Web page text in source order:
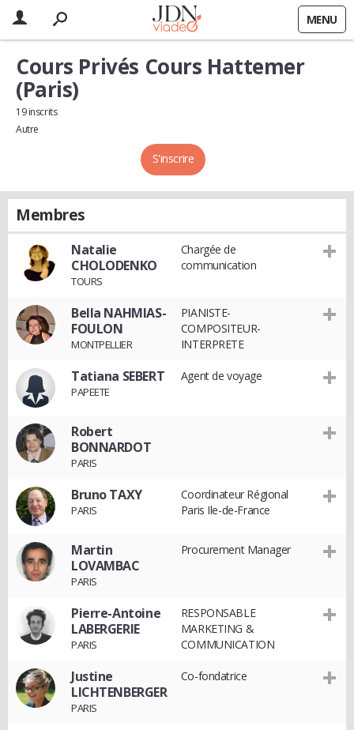
MENU
S'inscrire
Cours Privés Cours Hattemer
(Paris)
19 inscrits
Autre
Membres
Natalie
CHOLODENKO
TOURS
Chargée de
communication
Bella NAHMIAS-
FOULON
MONTPELLIER
PIANISTE-
COMPOSITEUR-
INTERPRETE
Tatiana SEBERT
PAPEETE
Agent de voyage
Robert
BONNARDOT
PARIS
Bruno TAXY
PARIS
Coordinateur Régional
Paris Ile-de-France
Martin
LOVAMBAC
PARIS
Procurement Manager
Pierre-Antoine
LABERGERIE
PARIS
RESPONSABLE
MARKETING &
COMMUNICATION
Justine
LICHTENBERGER
PARIS
Co-fondatrice